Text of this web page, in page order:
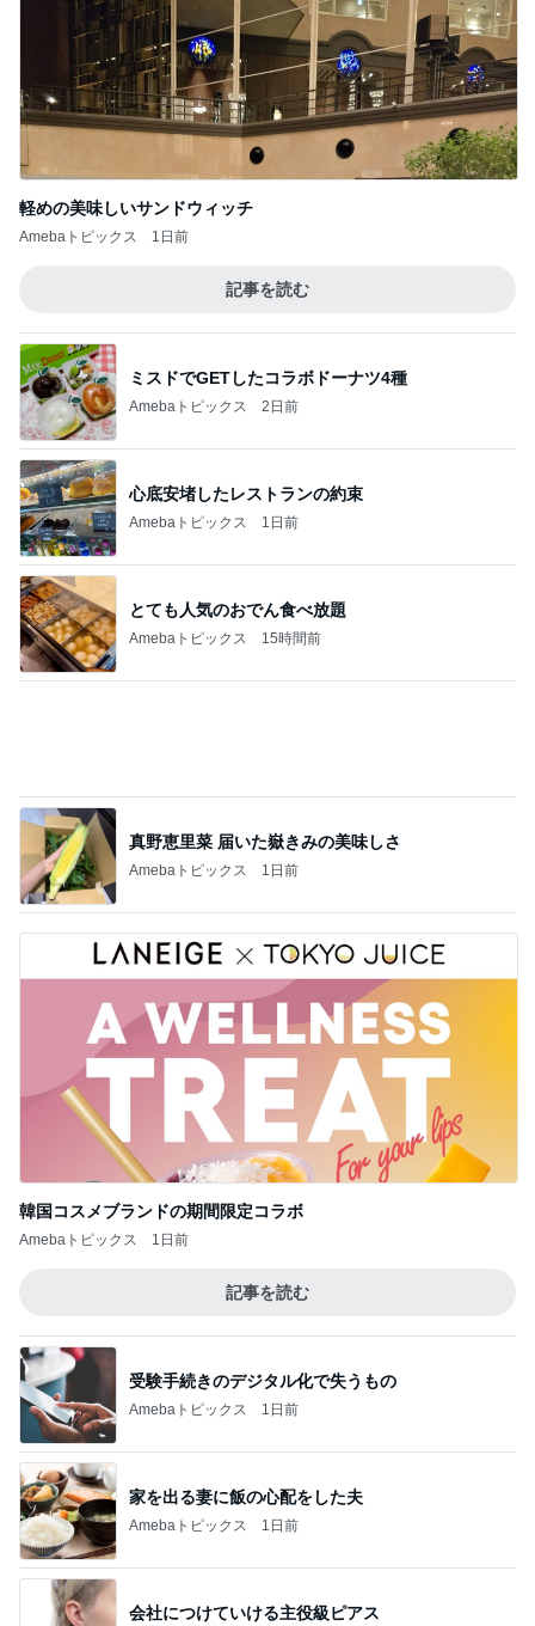
軽めの美味しいサンドウィッチ
Amebaトピックス 1日前
記事を読む
ミスドでGETしたコラボドーナツ4種
Amebaトピックス 2日前
心底安堵したレストランの約束
Amebaトピックス 1日前
とても人気のおでん食べ放題
Amebaトピックス 15時間前
真野恵里菜 届いた嶽きみの美味しさ
Amebaトピックス 1日前
韓国コスメブランドの期間限定コラボ
Amebaトピックス 1日前
記事を読む
受験手続きのデジタル化で失うもの
Amebaトピックス 1日前
家を出る妻に飯の心配をした夫
Amebaトピックス 1日前
会社につけていける主役級ピアス